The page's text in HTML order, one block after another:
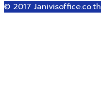
© 2017 Janivisoffice.co.th